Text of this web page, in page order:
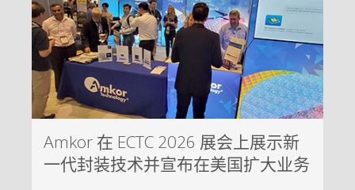
Amkor 在 ECTC 2026 展会上展示新
一代封装技术并宣布在美国扩大业务